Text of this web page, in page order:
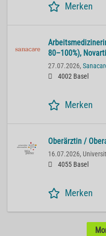
Merken
80–100%),
27.07.2026,
4002 Basel
Merken
Oberärztin /
16.07.2026,
4055 Basel
Merken